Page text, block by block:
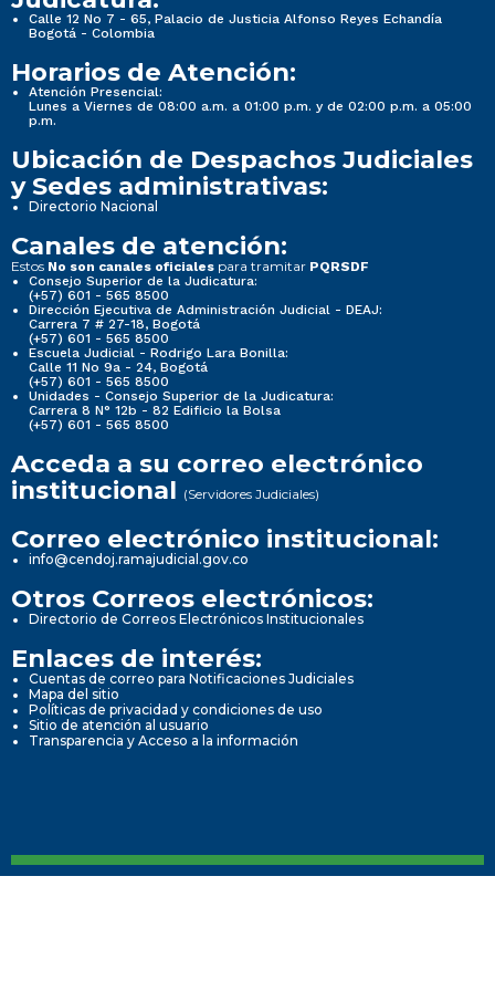
Noticias
Nueva imagen (2) (2)
3.1 Normativa de la Seccional
3.1.1 Sistema de búsquedas de normas, propio de
la entidad.
Informes de Gestión, Evaluación y Auditoria
4. informes de Gestión, Evaluación y Auditoria
4.2 Informe de Gestión
...
Informes de Gestión, Evaluación y Auditoria
4. informes de Gestión, Evaluación y Auditoria
4.1 Informes de empalme
4.2 Informe de Gestión
4.3 Informe de rendición de cuentas ante la...
Información de la entidad
1. Información de la entidad
1.1. Director Seccional
1.2. Directorio Institucional
1.2.1. Información de contacto.
prueba de slider
Calle 12 No 7 - 65, Palacio de Justicia Alfonso Reyes Echandía
Bogotá - Colombia
Horarios de Atención:
Atención Presencial:
Lunes a Viernes de 08:00 a.m. a 01:00 p.m. y de 02:00 p.m. a 05:00
p.m.
Ubicación de Despachos Judiciales
y Sedes administrativas:
Directorio Nacional
Canales de atención:
Estos No son canales oficiales para tramitar PQRSDF
Consejo Superior de la Judicatura:
(+57) 601 - 565 8500
Dirección Ejecutiva de Administración Judicial - DEAJ:
Carrera 7 # 27-18, Bogotá
(+57) 601 - 565 8500
Escuela Judicial - Rodrigo Lara Bonilla:
Calle 11 No 9a - 24, Bogotá
(+57) 601 - 565 8500
Unidades - Consejo Superior de la Judicatura:
Carrera 8 N° 12b - 82 Edificio la Bolsa
(+57) 601 - 565 8500
Acceda a su correo electrónico
institucional (Servidores Judiciales)
Correo electrónico institucional:
info@cendoj.ramajudicial.gov.co
Otros Correos electrónicos:
Directorio de Correos Electrónicos Institucionales
Enlaces de interés:
Cuentas de correo para Notificaciones Judiciales
Mapa del sitio
Políticas de privacidad y condiciones de uso
Sitio de atención al usuario
Transparencia y Acceso a la información